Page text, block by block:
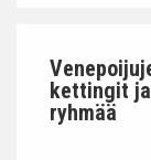
kettingit
ryhmää